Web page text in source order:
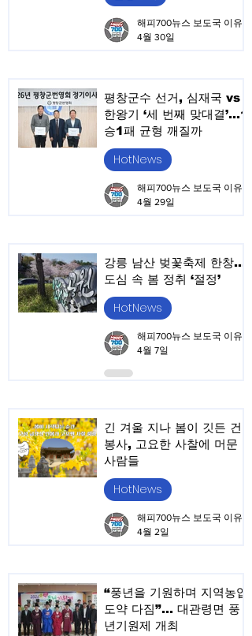
4월 30일
평창군수 선거, 심재국 vs
한왕기 ‘세 번째 맞대결’…1
승1패 균형 깨질까
HotNews
4월 29일
강릉 남산 벚꽃축제 한창…
도심 속 봄 정취 ‘절정’
HotNews
4월 7일
긴 겨울 지나 봄이 깃든 건
봉사, 고요한 사찰에 머문
사람들
HotNews
4월 2일
“풍년을 기원하며 지역농업
도약 다짐”… 대관령면 풍
년기원제 개최